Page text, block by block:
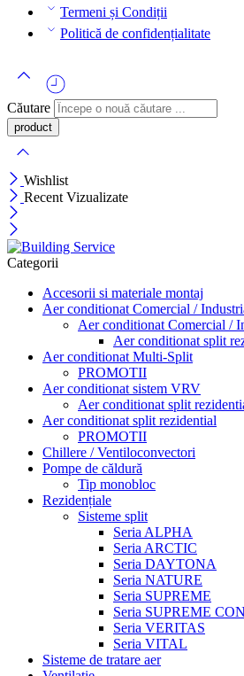
Termeni și Condiții
Politică de confidențialitate
Căutare
Wishlist
Recent Vizualizate
Categorii
Accesorii si materiale montaj
Aer conditionat Comercial /
Aer conditionat Comercial /
Aer conditionat split
Aer conditionat Multi-Split
PROMOTII
Aer conditionat sistem VRV
Aer conditionat split
Aer conditionat split rezidential
PROMOTII
Chillere / Ventiloconvectori
Pompe de căldură
Tip monobloc
Rezidențiale
Sisteme split
Seria ALPHA
Seria ARCTIC
Seria DAYTONA
Seria NATURE
Seria SUPREME
Seria SUPREME
Seria VERITAS
Seria VITAL
Sisteme de tratare aer